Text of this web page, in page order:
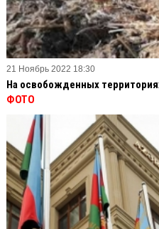
21 Ноябрь 2022 18:30
На освобожденных
ФОТО